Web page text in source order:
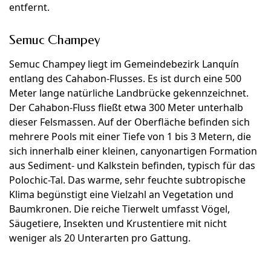
entfernt.
Semuc Champey
Semuc Champey liegt im Gemeindebezirk Lanquín
entlang des Cahabon-Flusses. Es ist durch eine 500
Meter lange natürliche Landbrücke gekennzeichnet.
Der Cahabon-Fluss fließt etwa 300 Meter unterhalb
dieser Felsmassen. Auf der Oberfläche befinden sich
mehrere Pools mit einer Tiefe von 1 bis 3 Metern, die
sich innerhalb einer kleinen, canyonartigen Formation
aus Sediment- und Kalkstein befinden, typisch für das
Polochic-Tal. Das warme, sehr feuchte subtropische
Klima begünstigt eine Vielzahl an Vegetation und
Baumkronen. Die reiche Tierwelt umfasst Vögel,
Säugetiere, Insekten und Krustentiere mit nicht
weniger als 20 Unterarten pro Gattung.